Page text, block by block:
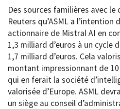
Des sources familières avec
Reuters qu’ASML a l’intention
actionnaire de Mistral AI en
1,3 milliard d’euros à un
1,7 milliard d’euros. Cela
montant impressionnant de 10
qui en ferait la société
valorisée d’Europe. ASML
un siège au conseil